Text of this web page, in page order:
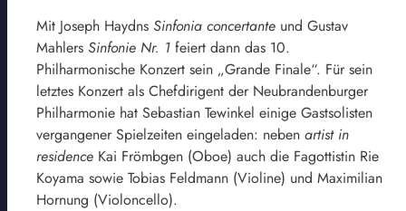
Mit Joseph Haydns Sinfonia concertante und Gustav
Mahlers Sinfonie Nr. 1 feiert dann das 10.
Philharmonische Konzert sein „Grande Finale“. Für sein
letztes Konzert als Chefdirigent der Neubrandenburger
Philharmonie hat Sebastian Tewinkel einige Gastsolisten
vergangener Spielzeiten eingeladen: neben artist in
residence Kai Frömbgen (Oboe) auch die Fagottistin Rie
Koyama sowie Tobias Feldmann (Violine) und Maximilian
Hornung (Violoncello).